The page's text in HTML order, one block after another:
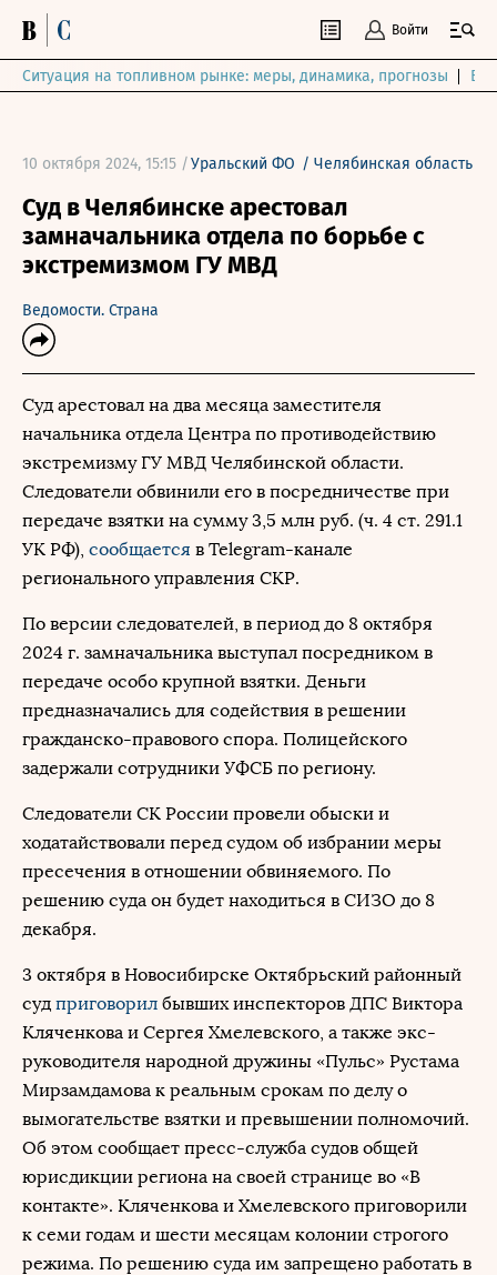
Войти
Ситуация на топливном рынке: меры, динамика, прогнозы
10 октября 2024, 15:15 /Уральский ФО / Челябинская область
Суд в Челябинске арестовал
замначальника отдела по борьбе с
экстремизмом ГУ МВД
Ведомости. Страна
Суд арестовал на два месяца заместителя
начальника отдела Центра по противодействию
экстремизму ГУ МВД Челябинской области.
Следователи обвинили его в посредничестве при
передаче взятки на сумму 3,5 млн руб. (ч. 4 ст. 291.1
УК РФ), сообщается в Telegram-канале
регионального управления СКР.
По версии следователей, в период до 8 октября
2024 г. замначальника выступал посредником в
передаче особо крупной взятки. Деньги
предназначались для содействия в решении
гражданско-правового спора. Полицейского
задержали сотрудники УФСБ по региону.
Следователи СК России провели обыски и
ходатайствовали перед судом об избрании меры
пресечения в отношении обвиняемого. По
решению суда он будет находиться в СИЗО до 8
декабря.
3 октября в Новосибирске Октябрьский районный
суд приговорил бывших инспекторов ДПС Виктора
Кляченкова и Сергея Хмелевского, а также экс-
руководителя народной дружины «Пульс» Рустама
Мирзамдамова к реальным срокам по делу о
вымогательстве взятки и превышении полномочий.
Об этом сообщает пресс-служба судов общей
юрисдикции региона на своей странице во «В
контакте». Кляченкова и Хмелевского приговорили
к семи годам и шести месяцам колонии строгого
режима. По решению суда им запрещено работать в